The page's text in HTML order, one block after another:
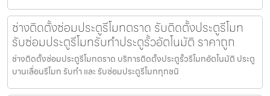
ช่างติดตั้งซ่อมประตูรีโมทตราด รับติดตั้งประตูรีโมท
รับซ่อมประตูรีโมทรับทำประตูรั้วอัตโนมัติ ราคาถูก
ช่างติดตั้งซ่อมประตูรีโมทตราด บริการติดตั้งประตูรั้วรีโมทอัตโนมัติ ประตู
บานเลื่อนรีโมท รับทำ และ รับซ่อมประตูรีโมททุกชนิ